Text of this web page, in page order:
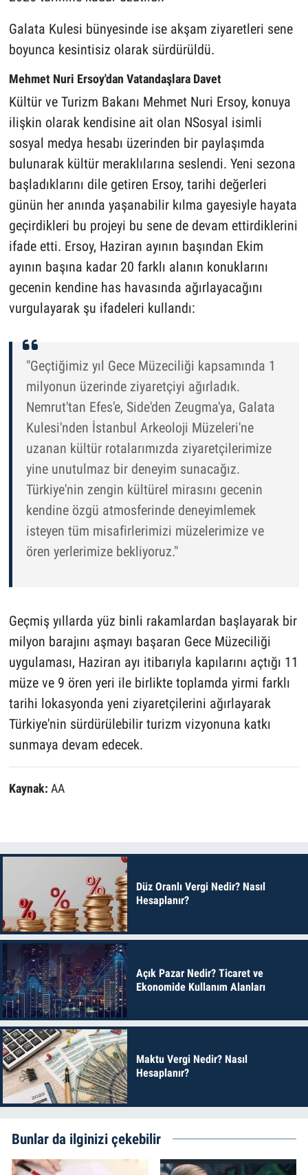
Galata Kulesi bünyesinde ise akşam ziyaretleri sene
boyunca kesintisiz olarak sürdürüldü.
Mehmet Nuri Ersoy'dan Vatandaşlara Davet
Kültür ve Turizm Bakanı Mehmet Nuri Ersoy, konuya
ilişkin olarak kendisine ait olan NSosyal isimli
sosyal medya hesabı üzerinden bir paylaşımda
bulunarak kültür meraklılarına seslendi. Yeni sezona
başladıklarını dile getiren Ersoy, tarihi değerleri
günün her anında yaşanabilir kılma gayesiyle hayata
geçirdikleri bu projeyi bu sene de devam ettirdiklerini
ifade etti. Ersoy, Haziran ayının başından Ekim
ayının başına kadar 20 farklı alanın konuklarını
gecenin kendine has havasında ağırlayacağını
vurgulayarak şu ifadeleri kullandı:
"Geçtiğimiz yıl Gece Müzeciliği kapsamında 1
milyonun üzerinde ziyaretçiyi ağırladık.
Nemrut'tan Efes'e, Side'den Zeugma'ya, Galata
Kulesi'nden İstanbul Arkeoloji Müzeleri'ne
uzanan kültür rotalarımızda ziyaretçilerimize
yine unutulmaz bir deneyim sunacağız.
Türkiye'nin zengin kültürel mirasını gecenin
kendine özgü atmosferinde deneyimlemek
isteyen tüm misafirlerimizi müzelerimize ve
ören yerlerimize bekliyoruz."
Geçmiş yıllarda yüz binli rakamlardan başlayarak bir
milyon barajını aşmayı başaran Gece Müzeciliği
uygulaması, Haziran ayı itibarıyla kapılarını açtığı 11
müze ve 9 ören yeri ile birlikte toplamda yirmi farklı
tarihi lokasyonda yeni ziyaretçilerini ağırlayarak
Türkiye'nin sürdürülebilir turizm vizyonuna katkı
sunmaya devam edecek.
Kaynak: AA
Düz Oranlı Vergi Nedir? Nasıl
Hesaplanır?
Açık Pazar Nedir? Ticaret ve
Ekonomide Kullanım Alanları
Maktu Vergi Nedir? Nasıl
Hesaplanır?
Bunlar da ilginizi çekebilir